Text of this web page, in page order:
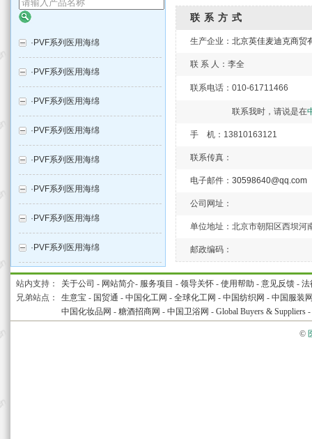
联系方式
生产企业： 北京英佳麦迪克商贸
联 系 人：李全
联系电话：010-
联系我时，请说是在
手 机：13810163121
联系传真：
电子邮件： 30598640@qq.com
公司网址：
单位地址：北京市朝阳区西坝河
邮政编码：
· PVF系列医用海绵
· PVF系列医用海绵
· PVF系列医用海绵
· PVF系列医用海绵
· PVF系列医用海绵
· PVF系列医用海绵
· PVF系列医用海绵
· PVF系列医用海绵
站内支持： 关于公司 - 网站简介- 服务项目 - 领导关怀 - 使用帮助 - 意见反馈 - 法
兄弟站点：
生意宝 - 国贸通 - 中国化工网 - 全球化工网 - 中国纺织网 - 中国服装
中国化妆品网 - 糖酒招商网 - 中国卫浴网 - Global Buyers & Suppliers -
©